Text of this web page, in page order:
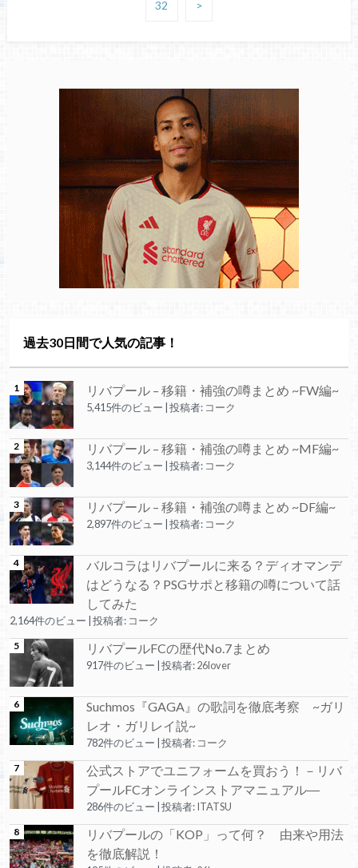
32 >
過去30日間で人気の記事！
リバプール – 移籍・補強の噂まとめ ~FW編~
5,415件のビュー 投稿者: コーク
リバプール – 移籍・補強の噂まとめ ~MF編~
3,144件のビュー 投稿者: コーク
リバプール – 移籍・補強の噂まとめ ~DF編~
2,897件のビュー 投稿者: コーク
バルコラはリバプールに来る？ディオマンデ
はどうなる？PSGサポと移籍の噂について話
してみた
2,164件のビュー 投稿者: コーク
リバプールFCの歴代No.7まとめ
917件のビュー 投稿者:26lover
Suchmos『GAGA』の歌詞を徹底考察 ~ガリ
レオ・ガリレイ説~
782件のビュー 投稿者: コーク
公式ストアでユニフォームを買おう！－リバ
プールFCオンラインストアマニュアル―
286件のビュー 投稿者:ITATSU
リバプールの「KOP」って何？ 由来や用法
を徹底解説！